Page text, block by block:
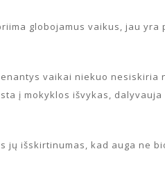
globojamus vaikus, jau yra
vaikai niekuo nesiskiria
į mokyklos išvykas, dalyvauja
jų išskirtinumas, kad auga ne